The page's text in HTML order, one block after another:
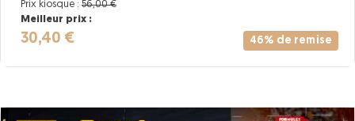
46% de remise
Prix kiosque : 56,00 €
Meilleur prix :
30,40 €